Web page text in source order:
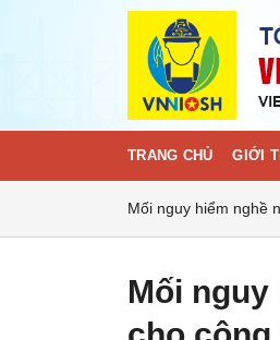
TRANG CHỦ GIỚI
Mối nguy hiểm nghề
Mối nguy